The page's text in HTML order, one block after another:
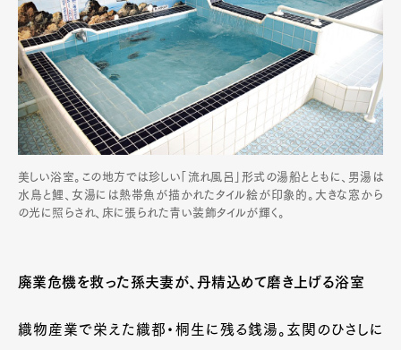
美しい浴室。この地方では珍しい「流れ風呂」形式の湯船とともに、男湯は
水鳥と鯉、女湯には熱帯魚が描かれたタイル絵が印象的。大きな窓から
の光に照らされ、床に張られた青い装飾タイルが輝く。
廃業危機を救った孫夫妻が、丹精込めて磨き上げる浴室
織物産業で栄えた織都・桐生に残る銭湯。玄関のひさしに